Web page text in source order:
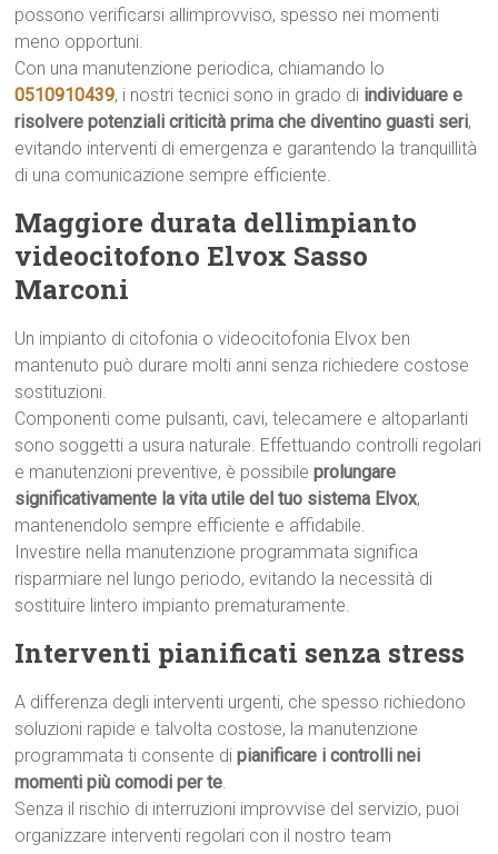
possono verificarsi allimprovviso, spesso nei momenti
meno opportuni.
Con una manutenzione periodica, chiamando lo
0510910439, i nostri tecnici sono in grado di individuare e
risolvere potenziali criticità prima che diventino guasti seri,
evitando interventi di emergenza e garantendo la tranquillità
di una comunicazione sempre efficiente.
Maggiore durata dellimpianto
videocitofono Elvox Sasso
Marconi
Un impianto di citofonia o videocitofonia Elvox ben
mantenuto può durare molti anni senza richiedere costose
sostituzioni.
Componenti come pulsanti, cavi, telecamere e altoparlanti
sono soggetti a usura naturale. Effettuando controlli regolari
e manutenzioni preventive, è possibileprolungare
significativamente la vita utile del tuo sistema Elvox,
mantenendolo sempre efficiente e affidabile.
Investire nella manutenzione programmata significa
risparmiare nel lungo periodo, evitando la necessità di
sostituire lintero impianto prematuramente.
Interventi pianificati senza stress
A differenza degli interventi urgenti, che spesso richiedono
soluzioni rapide e talvolta costose, la manutenzione
programmata ti consente dipianificare i controlli nei
momenti più comodi per te.
Senza il rischio di interruzioni improvvise del servizio, puoi
organizzare interventi regolari con il nostro team